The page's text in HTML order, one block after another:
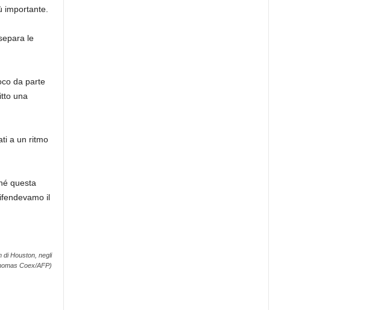
importante.
le
da parte
una
a un ritmo
questa
il
di Houston, negli
Coex/AFP)